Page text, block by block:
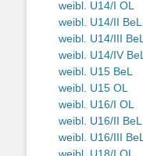
weibl. U14/I OL
weibl. U14/II BeL
weibl. U14/III BeL
weibl. U14/IV BeL
weibl. U15 BeL
weibl. U15 OL
weibl. U16/I OL
weibl. U16/II BeL
weibl. U16/III BeL